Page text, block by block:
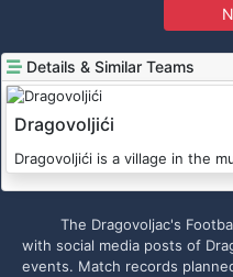
Details & Similar Teams
Dragovoljići
Dragovoljići is a village in the
The Dragovoljac's
with social media posts of
events. Match records